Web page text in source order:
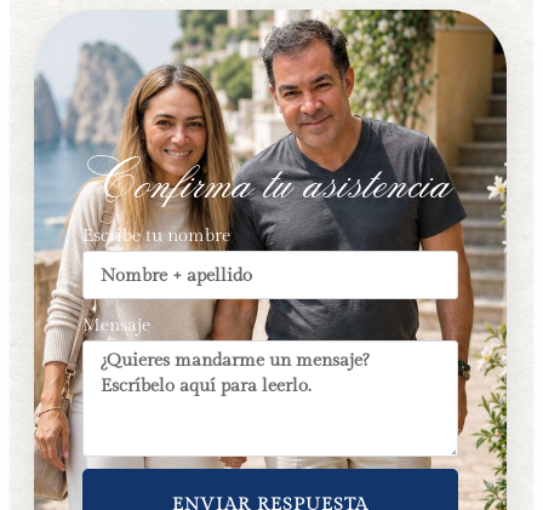
Confirma tu asistencia
Escribe tu nombre
Mensaje
ENVIAR RESPUESTA